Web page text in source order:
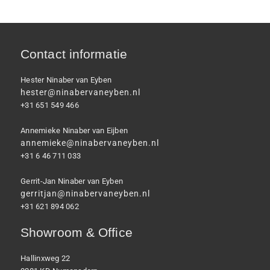
Contact informatie
Hester Ninaber van Eyben
hester@ninabervaneyben.nl
+31 651 549 466
Annemieke Ninaber van Eijben
annemieke@ninabervaneyben.nl
+31 6 46 711 033
Gerrit-Jan Ninaber van Eyben
gerritjan@ninabervaneyben.nl
+31 621 894 062
Showroom & Office
Hallinxweg 22